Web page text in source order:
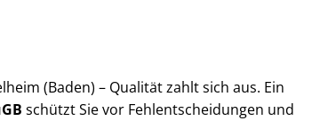
(Baden) – Qualität zahlt sich aus. Ein
schützt Sie vor Fehl­ent­schei­dun­gen und